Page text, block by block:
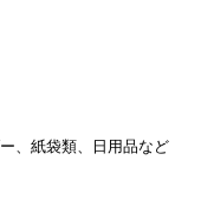
、紙袋類、日用品など